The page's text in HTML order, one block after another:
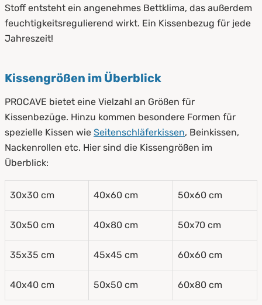
Stoff entsteht ein angenehmes Bettklima, das außerdem
feuchtigkeitsregulierend wirkt. Ein Kissenbezug für jede
Jahreszeit!
Kissengrößen im Überblick
PROCAVE bietet eine Vielzahl an Größen für
Kissenbezüge. Hinzu kommen besondere Formen für
spezielle Kissen wie Seitenschläferkissen, Beinkissen,
Nackenrollen etc. Hier sind die Kissengrößen im
Überblick:
30x30 cm 40x60 cm 50x60 cm
30x50 cm 40x80 cm 50x70 cm
35x35 cm 45x45 cm 60x60 cm
40x40 cm 50x50 cm 60x80 cm